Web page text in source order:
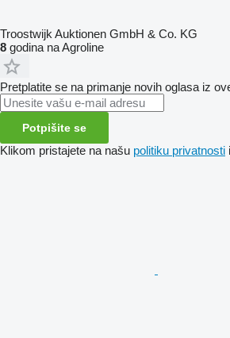
Troostwijk Auktionen GmbH & Co. KG
8 godina na Agroline
Pretplatite se na primanje novih oglasa iz
Potpišite se
Klikom pristajete na našu politiku privatnosti i